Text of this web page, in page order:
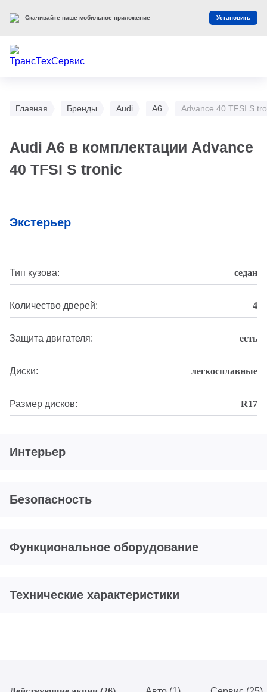
Главная Бренды Audi A6 Advance 40 TFSI S
Audi A6 в комплектации Advance
40 TFSI S tronic
Экстерьер
Тип кузова: седан
Количество дверей: 4
Защита двигателя: есть
Диски: легкосплавные
Размер дисков: R17
Интерьер
Безопасность
Функциональное оборудование
Технические характеристики
Скачивайте наше мобильное приложение Установить